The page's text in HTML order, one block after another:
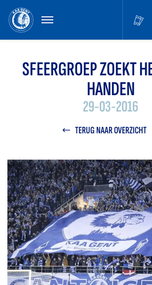
MENU
SFEERGROEP ZOEKT
HANDEN
29-03-2016
TERUG NAAR OVERZICHT